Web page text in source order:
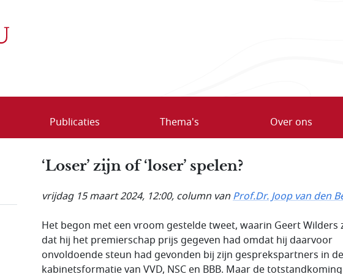
Publicaties Thema's Over ons
‘Loser’ zijn of ‘loser’ spelen?
vrijdag 15 maart 2024, 12:00, column vanProf.Dr. Joop van den
Het begon met een vroom gestelde tweet, waarin Geert Wilders
dat hij het premierschap prijs gegeven had omdat hij daarvoor
onvoldoende steun had gevonden bij zijn gesprekspartners in de
kabinetsformatie van VVD, NSC en BBB. Maar de